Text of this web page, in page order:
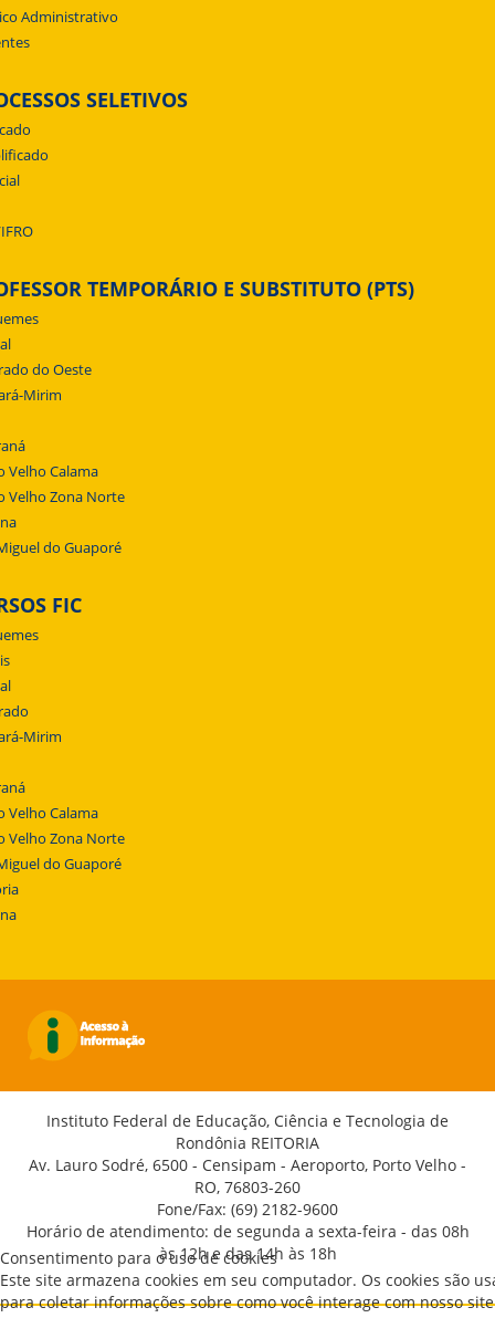
Administrativo
SELETIVOS
TEMPORÁRIO E SUBSTITUTO (PTS)
do Oeste
Mirim
Velho Calama
Velho Zona Norte
do Guaporé
FIC
Mirim
Velho Calama
Velho Zona Norte
do Guaporé
Instituto Federal de Educação, Ciência e Tecnologia de
Rondônia REITORIA
Av. Lauro Sodré, 6500 - Censipam - Aeroporto, Porto Velho -
RO, 76803-260
Fone/Fax: (69) 2182-9600
Horário de atendimento: de segunda a sexta-feira - das 08h
às 12h e das 14h às 18h
Consentimento para o uso de cookies
Este site armazena cookies em seu computador. Os cookies são
para coletar informações sobre como você interage com nosso